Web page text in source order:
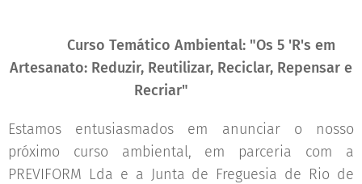
Curso Temático Ambiental: "Os 5 'R's em
Artesanato: Reduzir, Reutilizar, Reciclar, Repensar e
Recriar"
Estamos entusiasmados em anunciar o nosso
próximo curso ambiental, em parceria com a
PREVIFORM Lda e a Junta de Freguesia de Rio de